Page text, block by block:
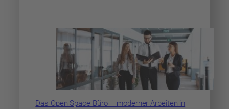
Das Open Space Büro – moderner Arbeiten in